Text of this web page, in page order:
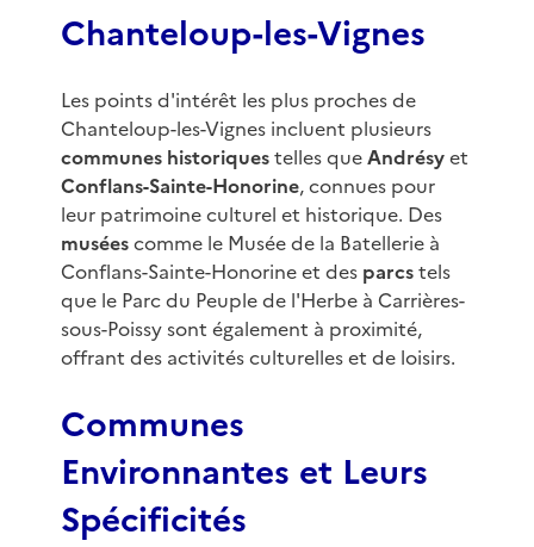
Chanteloup-les-Vignes
Les points d'intérêt les plus proches de
Chanteloup-les-Vignes incluent plusieurs
communes historiquestelles queAndrésyet
Conflans-Sainte-Honorine, connues pour
leur patrimoine culturel et historique. Des
muséescomme le Musée de la Batellerie à
Conflans-Sainte-Honorine et des parcstels
que le Parc du Peuple de l'Herbe à Carrières-
sous-Poissy sont également à proximité,
offrant des activités culturelles et de loisirs.
Communes
Environnantes et Leurs
Spécificités